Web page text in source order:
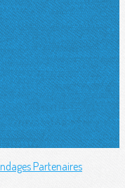
Partenaires